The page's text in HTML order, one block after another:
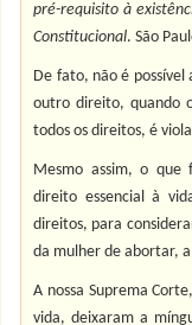
pré-requisito à
Constitucional. São
De fato, não é
outro direito, quando
todos os direitos, é
Mesmo assim, o que
direito essencial à
direitos, para
da mulher de abortar, a
A nossa Suprema
vida, deixaram a